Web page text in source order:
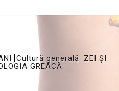
Cultură generală
ZEI ȘI
GREACĂ